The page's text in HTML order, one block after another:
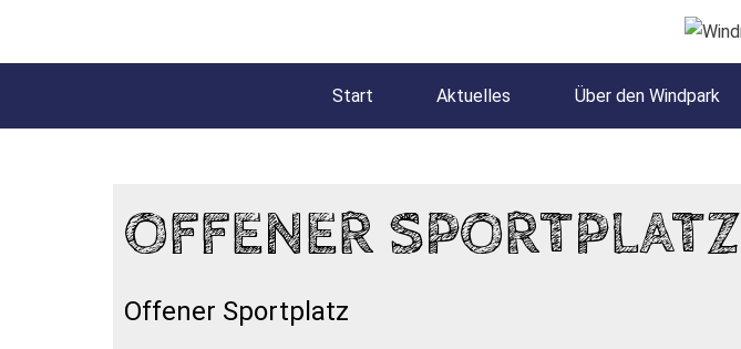
Start Aktuelles Über den Windpark
OFFENER SPORTPLATZ
Offener Sportplatz